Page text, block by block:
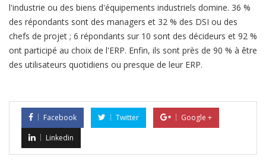
l'industrie ou des biens d'équipements industriels domine. 36 %
des répondants sont des managers et 32 % des DSI ou des
chefs de projet ; 6 répondants sur 10 sont des décideurs et 92 %
ont participé au choix de l'ERP. Enfin, ils sont près de 90 % à être
des utilisateurs quotidiens ou presque de leur ERP.
Facebook Twitter
Google +
Linkedin